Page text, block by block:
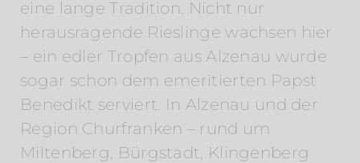
eine lange Tradition. Nicht nur
herausragende Rieslinge wachsen hier
– ein edler Tropfen aus Alzenau wurde
sogar schon dem emeritierten Papst
Benedikt serviert. In Alzenau und der
Region Churfranken – rund um
Miltenberg, Bürgstadt, Klingenberg